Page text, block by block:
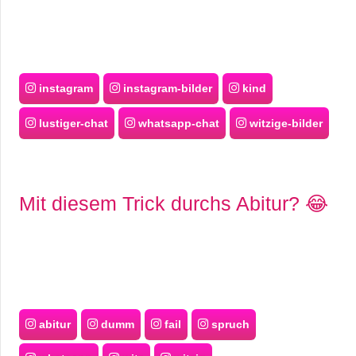
instagram instagram-bilder kind
lustiger-chat whatsapp-chat witzige-bilder
Mit diesem Trick durchs Abitur? 😂
abitur dumm fail spruch